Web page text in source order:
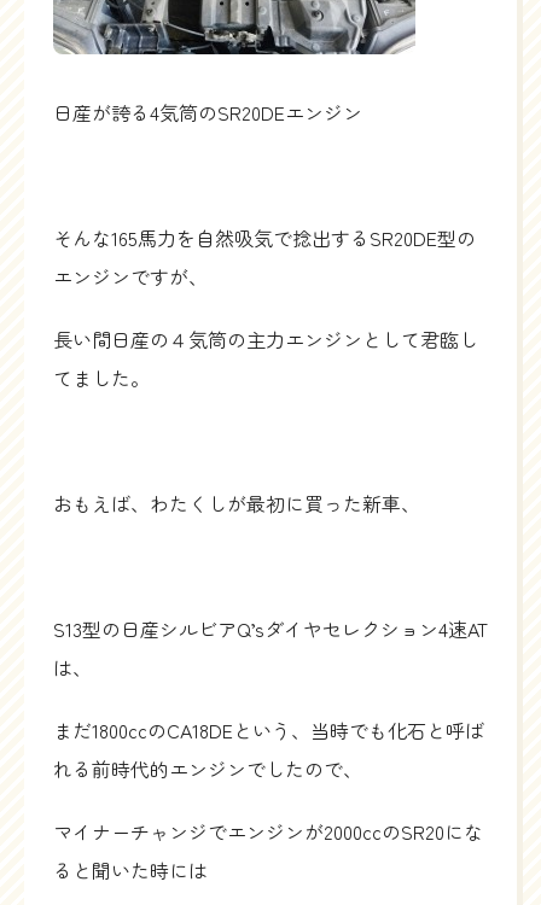
日産が誇る4気筒のSR20DEエンジン
そんな165馬力を自然吸気で捻出するSR20DE型の
エンジンですが、
長い間日産の４気筒の主力エンジンとして君臨し
てました。
おもえば、わたくしが最初に買った新車、
S13型の日産シルビアQ’sダイヤセレクション4速AT
は、
まだ1800ccのCA18DEという、当時でも化石と呼ば
れる前時代的エンジンでしたので、
マイナーチャンジでエンジンが2000ccのSR20にな
ると聞いた時には